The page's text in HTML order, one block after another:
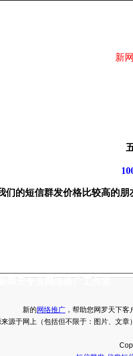
新
们的短信群发价格比较高的
确实价格，如果我们连成本
新的 网络推广 ，帮助您网罗天下
源于网上（包括但不限于：图片、文章